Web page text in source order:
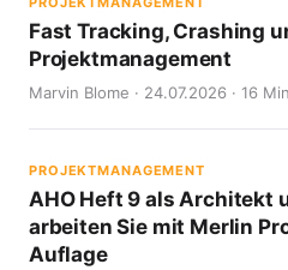
Fast Tracking, Crashing
Projektmanagement
Marvin Blome · 24.07.2026 · 16
PROJEKTMANAGEMENT
AHO Heft 9 als Architekt
arbeiten Sie mit Merlin
Auflage